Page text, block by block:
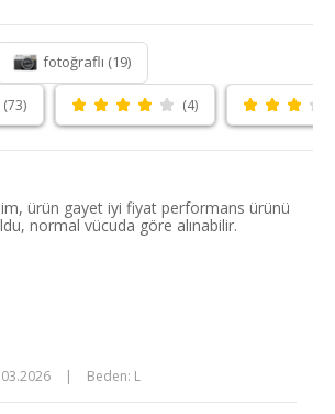
fotoğraflı (19)
(73) (4)
ürün gayet iyi fiyat performans ürünü
normal vücuda göre alınabilir.
| Beden: L